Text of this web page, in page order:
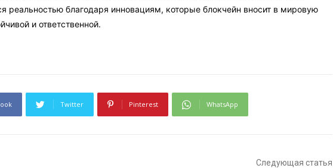
реальностью благодаря инновациям, которые блокчейн вносит в мировую
и ответственной.
Twitter Pinterest WhatsApp
Следующая статья